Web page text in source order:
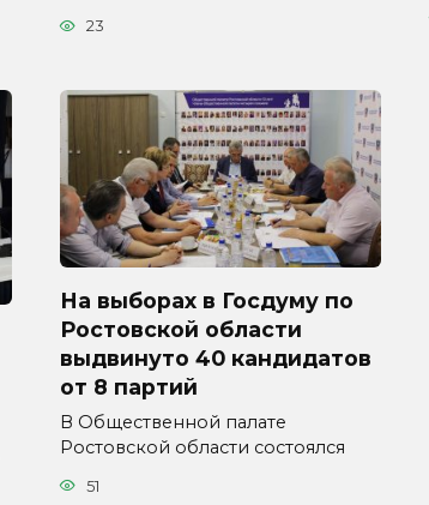
23
На выборах в Госдуму по
Ростовской области
выдвинуто 40 кандидатов
от 8 партий
В Общественной палате
Ростовской области состоялся
51